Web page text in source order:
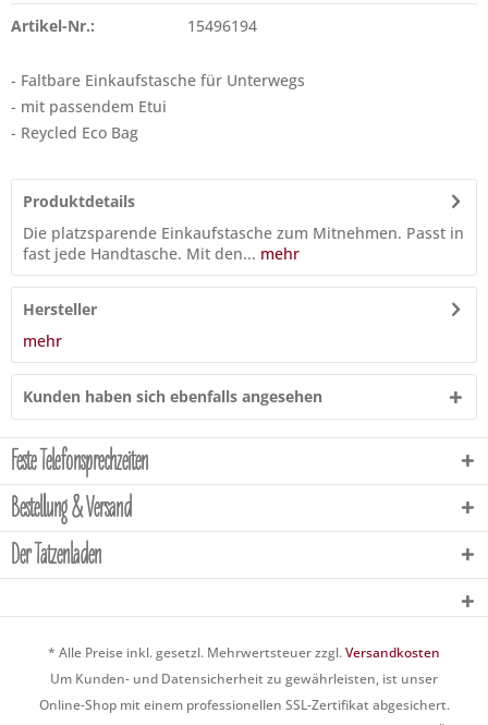
Artikel-Nr.: 15496194
- Faltbare Einkaufstasche für Unterwegs
- mit passendem Etui
- Reycled Eco Bag
Produktdetails
Die platzsparende Einkaufstasche zum Mitnehmen. Passt in
fast jede Handtasche. Mit den... mehr
Hersteller
mehr
Kunden haben sich ebenfalls angesehen
Feste Telefonsprechzeiten
Bestellung & Versand
Der Tatzenladen
* Alle Preise inkl. gesetzl. Mehrwertsteuer zzgl.Versandkosten
Um Kunden- und Datensicherheit zu gewährleisten, ist unser
Online-Shop mit einem professionellen SSL-Zertifikat abgesichert.